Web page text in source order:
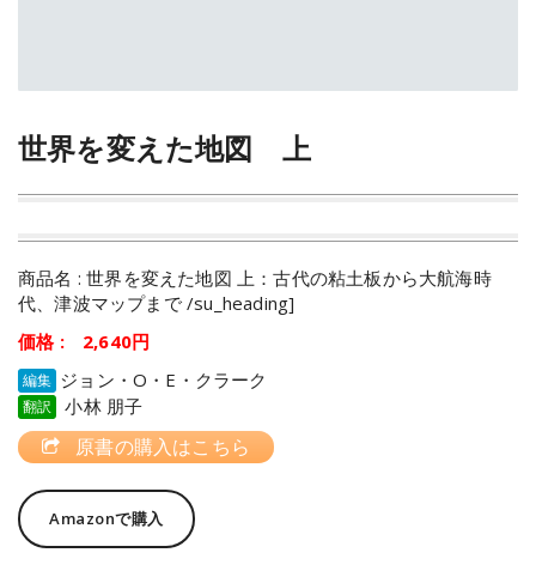
世界を変えた地図 上
商品名 : 世界を変えた地図 上：古代の粘土板から大航海時
代、津波マップまで /su_heading]
価格 : 2,640円
編集 ジョン・O・E・クラーク
翻訳 小林 朋子
原書の購入はこちら
Amazonで購入